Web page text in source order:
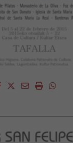
Facebook
Twitter
EmailImprimir